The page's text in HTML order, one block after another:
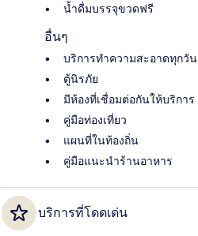
น้ำดื่มบรรจุขวดฟรี
อื่นๆ
บริการทำความสะอาดทุกวัน
ตู้นิรภัย
มีห้องที่เชื่อมต่อกันให้บริการ
คู่มือท่องเที่ยว
แผนที่ในท้องถิ่น
คู่มือแนะนำร้านอาหาร
บริการที่โดดเด่น